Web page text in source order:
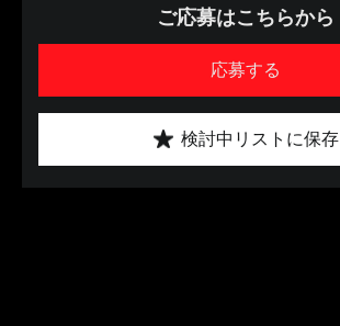
ご応募はこちらから
応募する
検討中リストに保存